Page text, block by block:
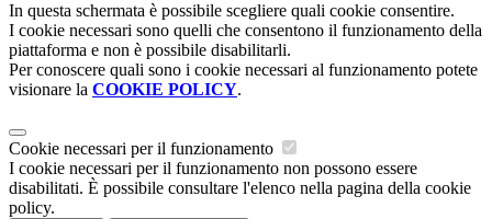
In questa schermata è possibile scegliere quali cookie consentire.
I cookie necessari sono quelli che consentono il funzionamento della
piattaforma e non è possibile disabilitarli.
Per conoscere quali sono i cookie necessari al funzionamento potete
visionare la COOKIE POLICY.
Cookie necessari per il funzionamento
I cookie necessari per il funzionamento non possono essere
disabilitati. È possibile consultare l'elenco nella pagina della cookie
policy.